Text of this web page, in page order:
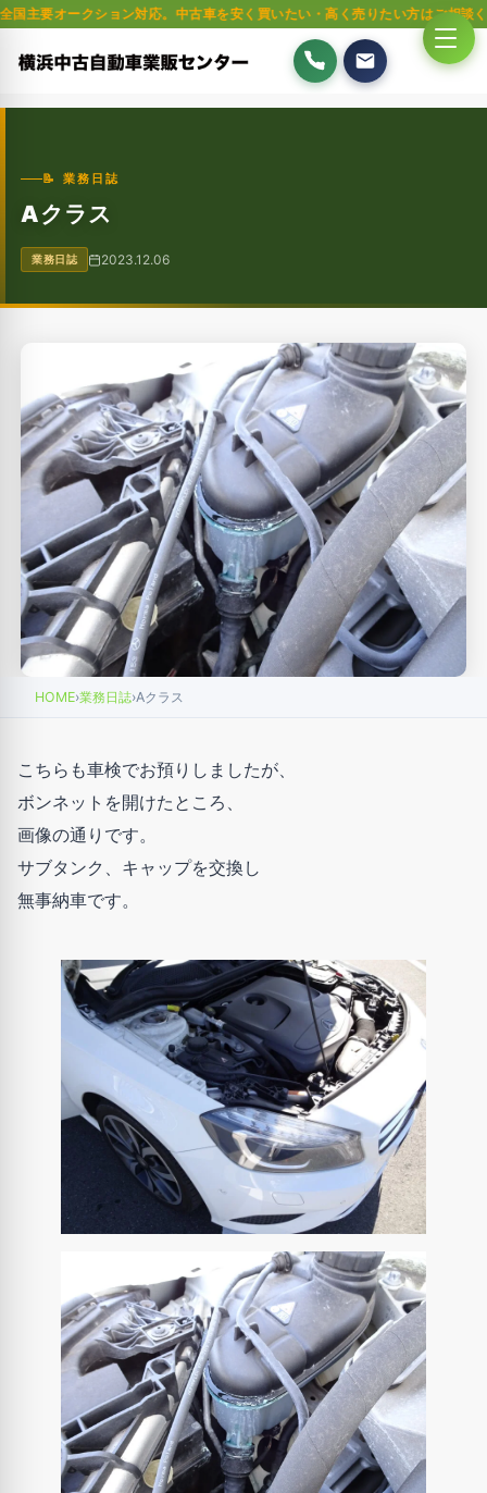
ョン対応。中古車を安く買いたい・高く売りたい方はご相談ください。軽
📝 業務日誌
Aクラス
業務日誌 2023.12.06
HOME›業務日誌›Aクラス
こちらも車検でお預りしましたが、
ボンネットを開けたところ、
画像の通りです。
サブタンク、キャップを交換し
無事納車です。